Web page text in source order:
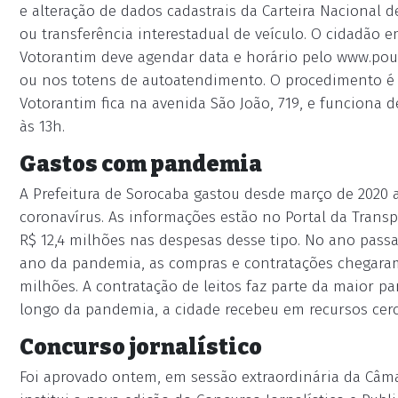
e alteração de dados cadastrais da Carteira Nacional
ou transferência interestadual de veículo. O cidadão
Votorantim deve agendar data e horário pelo
ou nos totens de autoatendimento. O procedimento
Votorantim fica na avenida São João, 719, e funciona
às 13h.
Gastos com pandemia
A Prefeitura de Sorocaba gastou desde março de
coronavírus. As informações estão no Portal da
R$ 12,4 milhões nas despesas desse tipo. No ano
ano da pandemia, as compras e contratações
milhões. A contratação de leitos faz parte da maior
longo da pandemia, a cidade recebeu em recursos
Concurso jornalístico
Foi aprovado ontem, em sessão extraordinária da